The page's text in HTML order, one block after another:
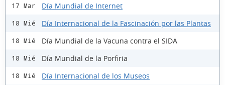
17 Mar Día Mundial de Internet
18 Mié Día Internacional de la Fascinación por las Plantas
18 Mié Día Mundial de la Vacuna contra el SIDA
18 Mié Día Mundial de la Porfiria
18 Mié Día Internacional de los Museos